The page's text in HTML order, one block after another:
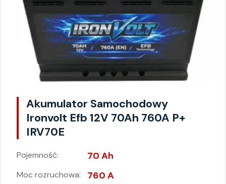
Akumulator Samochodowy
Ironvolt Efb 12V 70Ah 760A P+
IRV70E
Pojemność: 70 Ah
Moc rozruchowa: 760 A